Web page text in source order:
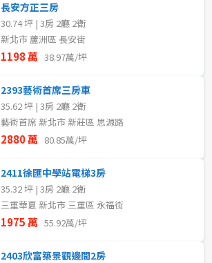
長安方正三房
30.74 坪 | 3房 2廳 2衛
新北市 蘆洲區 長安街
1198 萬 38.97萬/坪
2393藝術首席三房車
35.62 坪 | 3房 2廳 2衛
藝術首席 新北市 新莊區 思源路
2880 萬 80.85萬/坪
2411徐匯中學站電梯3房
35.32 坪 | 3房 2廳 2衛
三重華夏 新北市 三重區 永福街
1975 萬 55.92萬/坪
2403欣富築景觀邊間2房